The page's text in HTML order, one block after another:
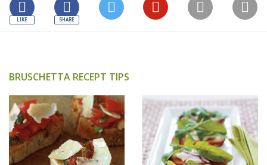
BRUSCHETTA RECEPT TIPS